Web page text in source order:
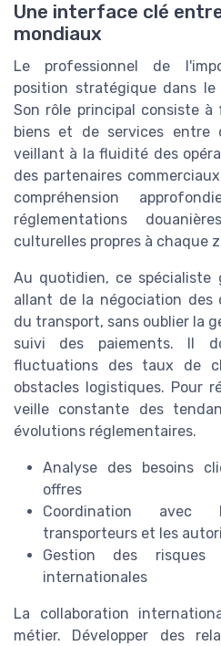
Une interface clé
mondiaux
Le professionnel de
position stratégique dans le
Son rôle principal consiste
biens et de services entre
veillant à la fluidité des
des partenaires
compréhension
réglementations
culturelles propres à chaque
Au quotidien, ce spécialiste
allant de la négociation des
du transport, sans oublier la
suivi des paiements. Il
fluctuations des taux de
obstacles logistiques. Pour
veille constante des
évolutions réglementaires.
Analyse des besoins
offres
Coordination avec
transporteurs et les
Gestion des risques
internationales
La collaboration
métier. Développer des